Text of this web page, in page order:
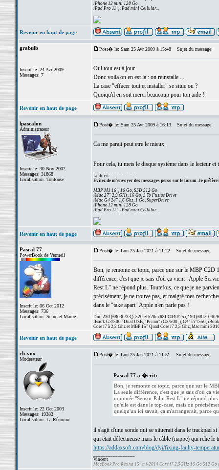
iPhone 12 mini 128 Go
iPad Pro 11", iPad mini Cellular...
Revenir en haut de page
grabulb
Inscrit le: 24 Avr 2009
Messages: 7
Post� le: Sam 25 Avr 2009 à 15:48 Sujet du message:
Oui tout est à jour.
Donc voila on en est la : on reinstalle ....
La case "effacer tout et installer" se situe ou ?
Quoiqu'il en soit merci beaucoup pour ton aide !
Revenir en haut de page
lpascalon
Administrateur
Inscrit le: 30 Nov 2002
Messages: 31868
Localisation: Toulouse
Post� le: Sam 25 Avr 2009 à 16:13 Sujet du message:
Ca me parait peut etre le mieux.
Pour cela, tu mets le disque système dans le lecteur
Ludovic
Evitez de m'envoyer des messages perso sur le forum. Je préfère
MBP M1 16", 16 Go, SSD 512 Go
iMac 27" 2,9 GHz, 16 Go, 3 To FusionDrive
iMac G4 24" 1,6 Ghz, 1 Go, SuperDrive
iPhone 12 mini 128 Go
iPad Pro 11", iPad mini Cellular...
Revenir en haut de page
Pascal 77
PowerBook de Vermeil
Inscrit le: 06 Oct 2012
Messages: 736
Localisation: Seine et Marne
Post� le: Lun 25 Jan 2021 à 11:22 Sujet du message:
Bon, je remonte ce topic, parce que sur le MBP C2D
différence, c'est que je sais d'où ça vient : Apple
Rest L" ne répond plus. Toutefois, ce que je ne
précisément, je ne trouve pas, et malgré mes
dans le "take apart" Apple n'en parle pas !
Duo 230 (68030/33,), 520 et 520c (68LC040/25), 190 (68LC040/
iBook G3/500 "Dual USB, "Pismo" (G3/500, ), G4"Ti"/550,
Core i7 à 2,2 Ghz et MBP 15" Quad Core i7 2,5 Ghz, Mac mini
Revenir en haut de page
ch-vox
Modérateur
Inscrit le: 22 Oct 2003
Messages: 19383
Localisation: La Réunion
Post� le: Lun 25 Jan 2021 à 11:51 Sujet du message:
Pascal 77 a �crit:
Bon, je remonte ce topic, parce que sur le
La seule différence, c'est que je sais d'où ça
nommée "Sensor Palm Rest L" ne répond
qu'elle est dans le top-case, mais où
quelqu'un ici savait, ça m'arrangerait, parce
il s'agit d'une sonde qui se situerait dans le trackpad
qui était défectueuse mais le câble (nappe) qui relie le
https://addaxsoft.com/blog/dyi/fixing-faulty-
Vincent
MacBook Pro Retina 15" mi-2014 Core i7 2,5GHz 16 Go 512 Go